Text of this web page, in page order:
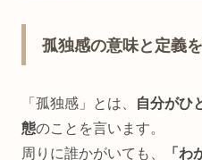
孤独感の意味と定義
「孤独感」とは、
自分がひ
態のことを言います。
周りに誰かがいても、
「